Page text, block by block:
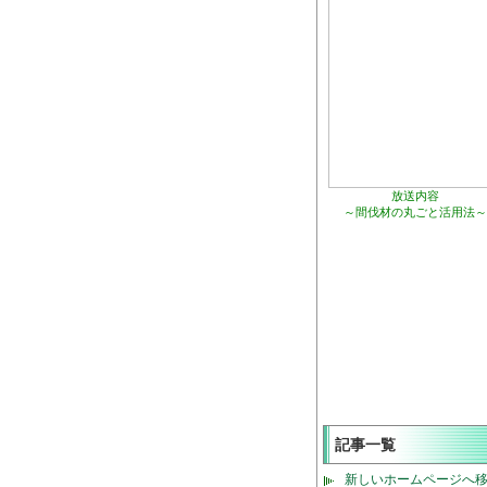
放送内容
～間伐材の丸ごと活用法～
記事一覧
新しいホームページへ